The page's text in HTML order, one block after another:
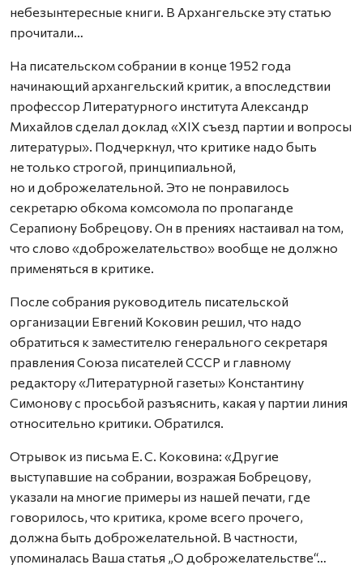
небезынтересные книги. В Архангельске эту статью
прочитали…
На писательском собрании в конце 1952 года
начинающий архангельский критик, а впоследствии
профессор Литературного института Александр
Михайлов сделал доклад «ХIХ съезд партии и вопросы
литературы». Подчеркнул, что критике надо быть
не только строгой, принципиальной,
но и доброжелательной. Это не понравилось
секретарю обкома комсомола по пропаганде
Серапиону Бобрецову. Он в прениях настаивал на том,
что слово «доброжелательство» вообще не должно
применяться в критике.
После собрания руководитель писательской
организации Евгений Коковин решил, что надо
обратиться к заместителю генерального секретаря
правления Союза писателей СССР и главному
редактору «Литературной газеты» Константину
Симонову с просьбой разъяснить, какая у партии линия
относительно критики. Обратился.
Отрывок из письма Е. С. Коковина: «Другие
выступавшие на собрании, возражая Бобрецову,
указали на многие примеры из нашей печати, где
говорилось, что критика, кроме всего прочего,
должна быть доброжелательной. В частности,
упоминалась Ваша статья „О доброжелательстве“…